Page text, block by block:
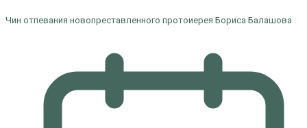
Чин отпевания новопреставленного протоиерея Бориса Балашова